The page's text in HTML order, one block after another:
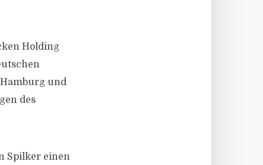
Holding
und
des
Spilker einen